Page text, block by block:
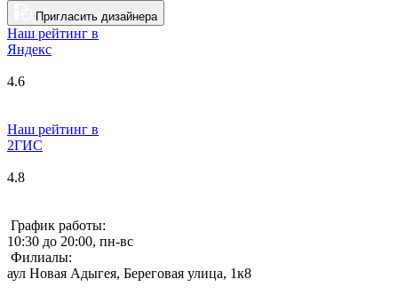
Пригласить дизайнера
Наш рейтинг в
Яндекс
4.6
Наш рейтинг в
2ГИС
4.8
График работы:
10:30 до 20:00, пн-вс
Филиалы:
аул Новая Адыгея, Береговая улица, 1к8